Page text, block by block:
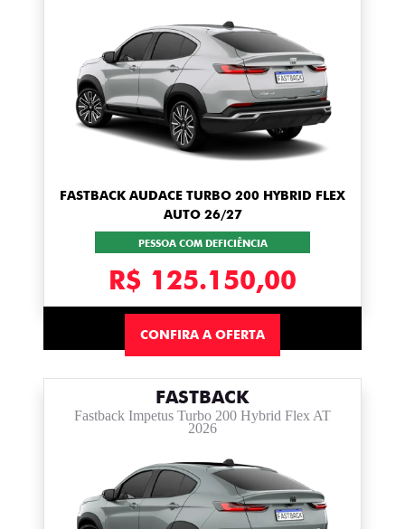
FASTBACK AUDACE TURBO 200 HYBRID FLEX
AUTO 26/27
PESSOA COM DEFICIÊNCIA
R$ 125.150,00
CONFIRA A OFERTA
FASTBACK
Fastback Impetus Turbo 200 Hybrid Flex AT
2026